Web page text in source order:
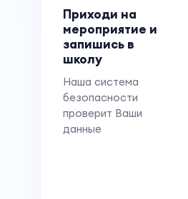
Приходи на
мероприятие и
запишись в
школу
Наша система
безопасности
проверит Ваши
данные